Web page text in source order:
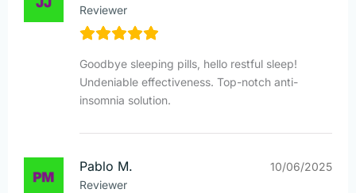
Reviewer
Goodbye sleeping pills, hello restful sleep!
Undeniable effectiveness. Top-notch anti-
insomnia solution.
Pablo M.
Reviewer
10/06/2025